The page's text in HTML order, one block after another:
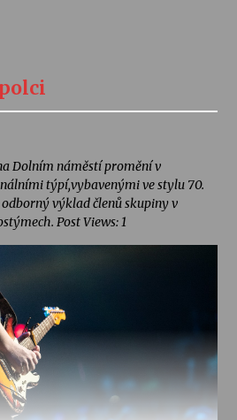
Dolním náměstí promění v
týpí,vybavenými ve stylu 70.
výklad členů skupiny v
Post Views: 1